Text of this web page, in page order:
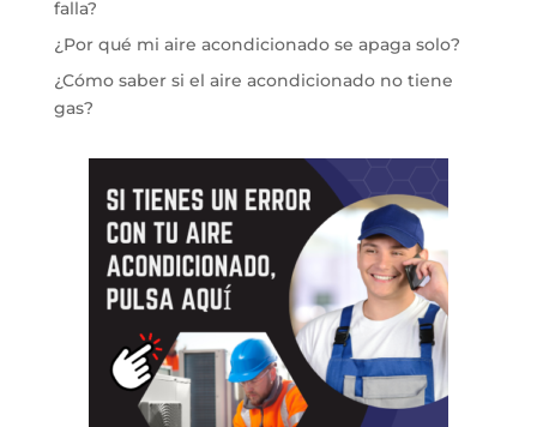
falla?
¿Por qué mi aire acondicionado se apaga solo?
¿Cómo saber si el aire acondicionado no tiene
gas?